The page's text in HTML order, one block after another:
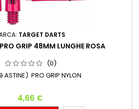
TARGET DARTS
GRIP 48MM LUNGHE ROSA
(0)
ASTINE) PRO GRIP NYLON
Prezzo
4,66 €